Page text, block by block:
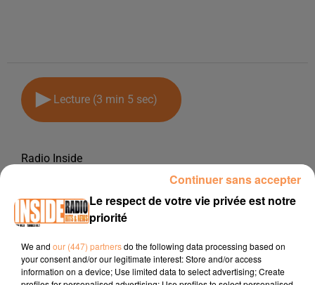
Lecture (3 min 5 sec)
Radio Inside
INTERVIEW DE LUCAS ET ISABELLE "DÉFILÉ DE MODE CHEZ
MAISON PAON" À LONS, SUR RADIO INSIDE
Site internet :maison-paon.fr
Le respect de votre vie privée est notre
priorité
We and our (447) partnersdo the following data processing based on
your consent and/or our legitimate interest: Store and/or access
information on a device; Use limited data to select advertising; Create
Continuer sans accepter